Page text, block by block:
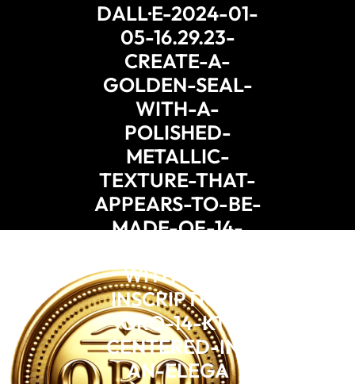
DALL·E-2024-01-
05-16.29.23-
CREATE-A-
GOLDEN-SEAL-
WITH-A-
POLISHED-
METALLIC-
TEXTURE-THAT-
APPEARS-TO-BE-
MADE-OF-14-
WITH-THE-
INSCRIPTION-
ORO-14-KT-
CENTERED-IN-
AN-ELEGA